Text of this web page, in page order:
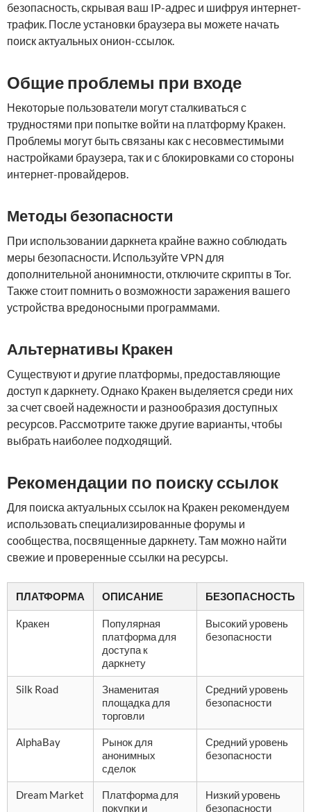
безопасность, скрывая ваш IP-адрес и шифруя интернет-
трафик. После установки браузера вы можете начать
поиск актуальных онион-ссылок.
Общие проблемы при входе
Некоторые пользователи могут сталкиваться с
трудностями при попытке войти на платформу Кракен.
Проблемы могут быть связаны как с несовместимыми
настройками браузера, так и с блокировками со стороны
интернет-провайдеров.
Методы безопасности
При использовании даркнета крайне важно соблюдать
меры безопасности. Используйте VPN для
дополнительной анонимности, отключите скрипты в Tor.
Также стоит помнить о возможности заражения вашего
устройства вредоносными программами.
Альтернативы Кракен
Существуют и другие платформы, предоставляющие
доступ к даркнету. Однако Кракен выделяется среди них
за счет своей надежности и разнообразия доступных
ресурсов. Рассмотрите также другие варианты, чтобы
выбрать наиболее подходящий.
Рекомендации по поиску ссылок
Для поиска актуальных ссылок на Кракен рекомендуем
использовать специализированные форумы и
сообщества, посвященные даркнету. Там можно найти
свежие и проверенные ссылки на ресурсы.
ПЛАТФОРМА ОПИСАНИЕ БЕЗОПАСНОСТЬ
Кракен
Популярная
платформа для
доступа к
даркнету
Высокий уровень
безопасности
Silk Road
Знаменитая
площадка для
торговли
Средний уровень
безопасности
AlphaBay
Рынок для
анонимных
сделок
Средний уровень
безопасности
Dream Market
Платформа для
покупки и
Низкий уровень
безопасности